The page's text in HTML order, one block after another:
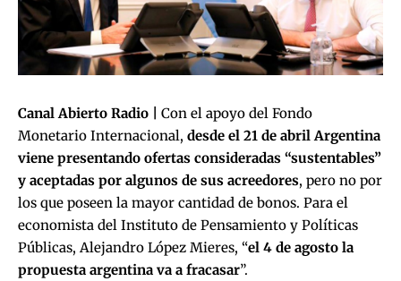
Canal Abierto Radio |
Con el apoyo del Fondo
Monetario Internacional, desde el 21 de abril Argentina
viene presentando ofertas consideradas “sustentables”
y aceptadas por algunos de sus acreedores, pero no por
los que poseen la mayor cantidad de bonos. Para el
economista del Instituto de Pensamiento y Políticas
Públicas, Alejandro López Mieres, “el 4 de agosto la
propuesta argentina va a fracasar”.